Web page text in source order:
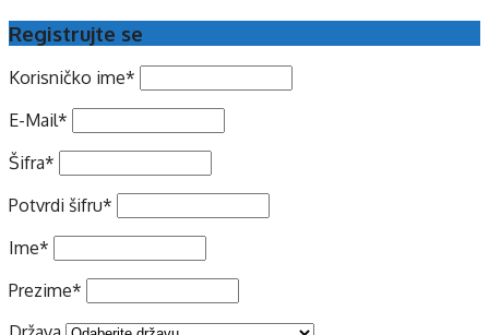
Registrujte se
Korisničko ime*
E-Mail*
Šifra*
Potvrdi šifru*
Ime*
Prezime*